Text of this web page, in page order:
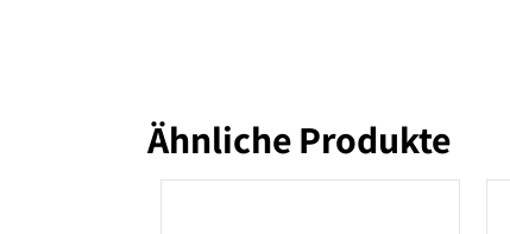
Ähnliche Produkte